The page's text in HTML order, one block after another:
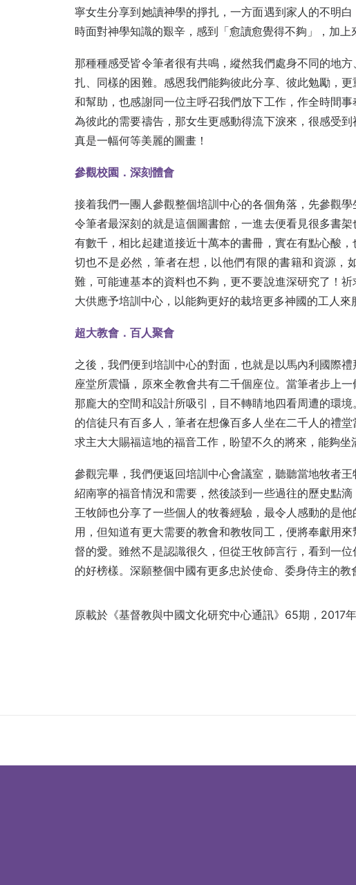
寧女生分享到她讀神學的掙扎，一方面遇到家人的不明
時面對神學知識的艱辛，感到「愈讀愈覺得不夠」，加
那種種感受皆令筆者很有共鳴，縱然我們處身不同的地
扎、同樣的困難。感恩我們能夠彼此分享、彼此勉勵，
和幫助，也感謝同一位主呼召我們放下工作，作全時間
為彼此的需要禱告，那女生更感動得流下淚來，很感受
真是一幅何等美麗的圖畫！
參觀校園． 深刻體會
接着我們一團人參觀整個培訓中心的各個角落，先參觀
令筆者最深刻的就是這個圖書館，一進去便看見很多書
有數千，相比起建道接近十萬本的書冊，實在有點心酸
切也不是必然，筆者在想，以他們有限的書籍和資源，
難，可能連基本的資料也不夠，更不要說進深研究了！
大供應予培訓中心，以能夠更好的栽培更多神國的工人來
超大教會． 百人聚會
之後，我們便到培訓中心的對面，也就是以馬內利國際
座堂所震懾，原來全教會共有二千個座位。當筆者步上
那龐大的空間和設計所吸引，目不轉睛地四看周遭的環
的信徒只有百多人，筆者在想像百多人坐在二千人的禮
求主大大賜福這地的福音工作，盼望不久的將來，能夠坐
參觀完畢，我們便返回培訓中心會議室，聽聽當地牧者
紹南寧的福音情況和需要，然後談到一些過往的歷史點
王牧師也分享了一些個人的牧養經驗，最令人感動的是
用，但知道有更大需要的教會和教牧同工，便將奉獻用
督的愛。雖然不是認識很久，但從王牧師言行，看到一
的好榜樣。深願整個中國有更多忠於使命、委身侍主的教
原載於《基督教與中國文化研究中心通訊》65期，2017年